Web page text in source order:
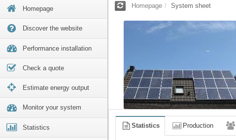
Homepage
Discover the website
Performance installation
Check a quote
Estimate energy output
Monitor your system
Statistics
Homepage System sheet
Statistics Production